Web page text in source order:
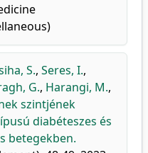
S., Seres, I.,
G., Harangi, M.,
szintjének
diabéteszes és
betegekben.